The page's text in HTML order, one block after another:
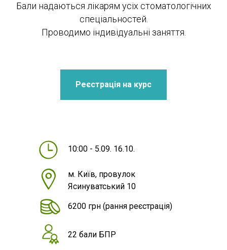
Бали надаються лікарям усіх стоматологічних
спеціальностей.
Проводимо індивідуальні заняття.
Реєстрація на курс
10:00 - 5.09. 16.10.
м. Київ, провулок
Ясинуватський 10
6200 грн (рання реєстрація)
22 бали БПР